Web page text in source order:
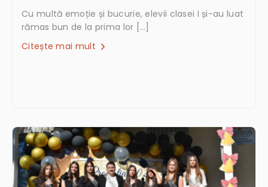
Cu multă emoție și bucurie, elevii clasei I și-au luat
rămas bun de la prima lor […]
Citește mai mult